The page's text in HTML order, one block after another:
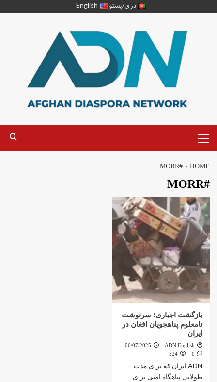
دری/پشتو English
HOME
#MORR
#MORR
بازگشت اجباری؛ سرنوشت
نامعلوم پناهجویان افغان در
ایران
ADN English
06/07/2025
0
524
ADN ایران که برای مدت‌
طولانی پناهگاه امنی برای